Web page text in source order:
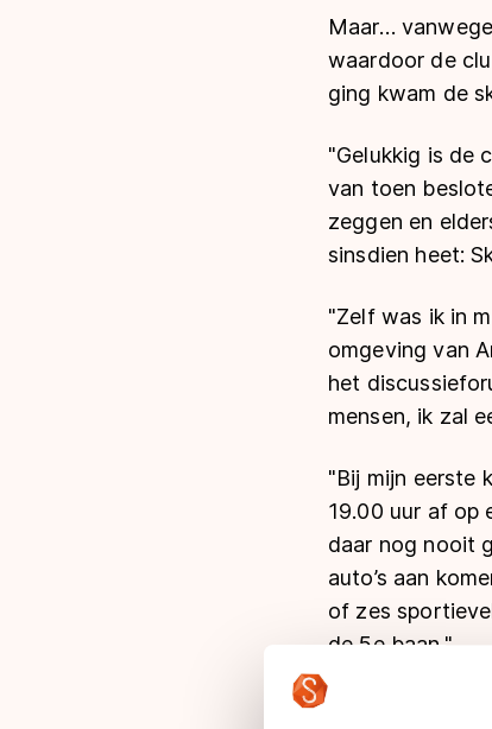
Maar…
waardoor de
ging kwam de
"Gelukkig is de
van toen
zeggen en
sinsdien heet:
"Zelf was ik in
omgeving van
het
mensen, ik zal
"Bij mijn eerste
19.00 uur af op
daar nog nooit
auto’s aan
of zes
de 5ebaan."
Onderweg